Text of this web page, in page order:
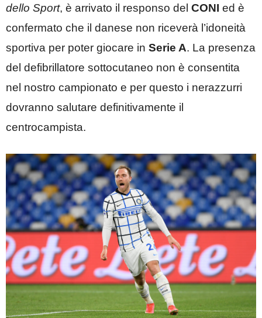
dello Sport, è arrivato il responso del CONI ed è
confermato che il danese non riceverà l’idoneità
sportiva per poter giocare in Serie A. La presenza
del defibrillatore sottocutaneo non è consentita
nel nostro campionato e per questo i nerazzurri
dovranno salutare definitivamente il
centrocampista.